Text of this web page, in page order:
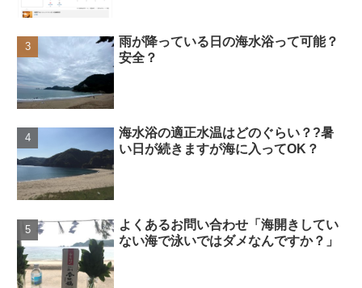
雨が降っている日の海水浴って可能？
安全？
海水浴の適正水温はどのぐらい？?暑
い日が続きますが海に入ってOK？
よくあるお問い合わせ「海開きしてい
ない海で泳いではダメなんですか？」